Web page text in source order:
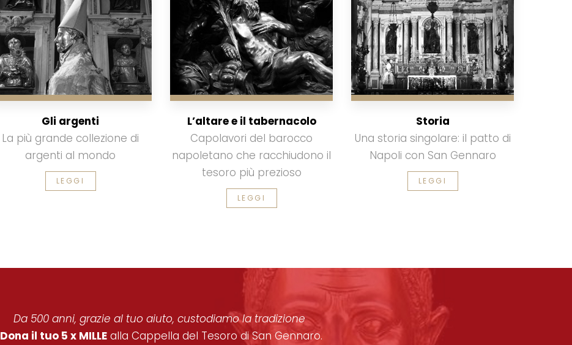
Gli argenti
La più grande collezione di
argenti al mondo
LEGGI
L’altare e il tabernacolo
Capolavori del barocco
napoletano che racchiudono il
tesoro più prezioso
LEGGI
Storia
Una storia singolare: il patto di
Napoli con San Gennaro
LEGGI
Da 500 anni, grazie al tuo aiuto, custodiamo la tradizione
Dona il tuo 5 x MILLEalla Cappella del Tesoro di San Gennaro.